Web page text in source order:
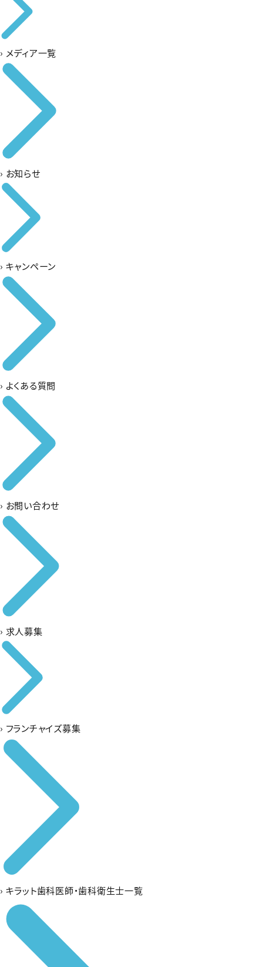
› メディア一覧
› お知らせ
› キャンペーン
› よくある質問
› お問い合わせ
› 求人募集
› フランチャイズ募集
› キラット歯科医師・歯科衛生士一覧